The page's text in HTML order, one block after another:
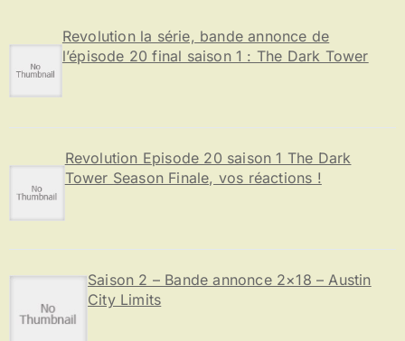
r
Revolution la série, bande annonce de
l’épisode 20 final saison 1 : The Dark Tower
Revolution Episode 20 saison 1 The Dark
Tower Season Finale, vos réactions !
Saison 2 – Bande annonce 2×18 – Austin
City Limits